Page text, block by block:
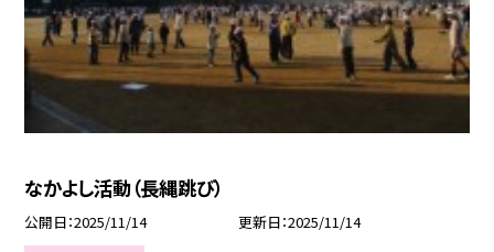
なかよし活動（長縄跳び）
公開日 2025/11/14 更新日 2025/11/14